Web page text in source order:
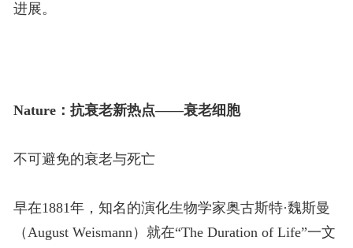
进展。
Nature：抗衰老新热点——衰老细胞
不可避免的衰老与死亡
早在1881年，知名的演化生物学家奥古斯特·魏斯曼
（August Weismann）就在“The Duration of Life”一文